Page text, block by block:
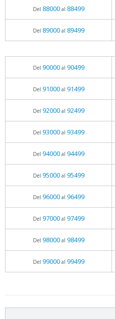
Del 88000al 88499
Del 89000al 89499
Del 90000al 90499
Del 91000al 91499
Del 92000al 92499
Del 93000al 93499
Del 94000al 94499
Del 95000al 95499
Del 96000al 96499
Del 97000al 97499
Del 98000al 98499
Del 99000al 99499